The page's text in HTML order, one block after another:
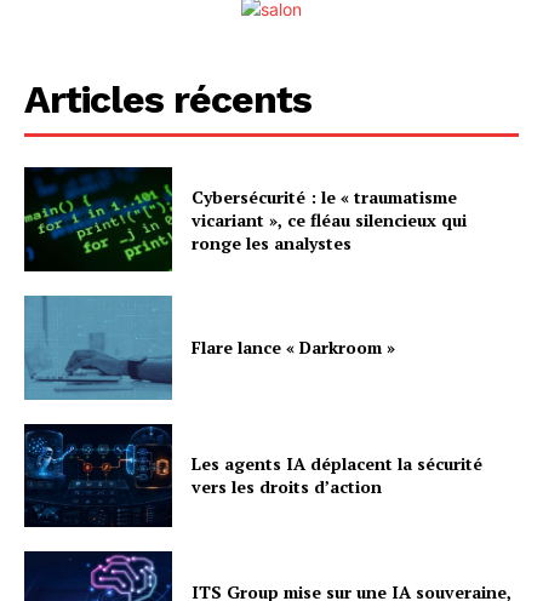
Articles récents
Cybersécurité : le « traumatisme
vicariant », ce fléau silencieux qui
ronge les analystes
Flare lance « Darkroom »
Les agents IA déplacent la sécurité
vers les droits d’action
ITS Group mise sur une IA souveraine,